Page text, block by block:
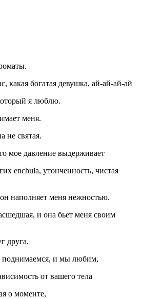
какая богатая девушка, ай-ай-ай-ай
я люблю.
меня.
не святая.
мое давление выдерживает
enchula, утонченность, чистая
наполняет меня нежностью.
и она бьет меня своим
друга.
и мы любим,
от вашего тела
о моменте,